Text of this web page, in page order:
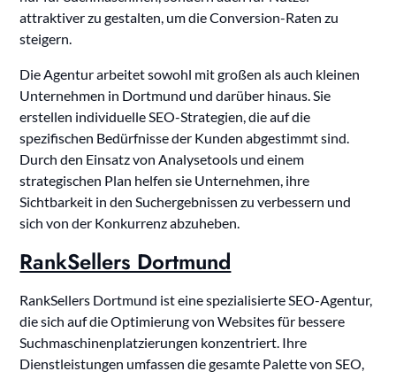
attraktiver zu gestalten, um die Conversion-Raten zu
steigern.
Die Agentur arbeitet sowohl mit großen als auch kleinen
Unternehmen in Dortmund und darüber hinaus. Sie
erstellen individuelle SEO-Strategien, die auf die
spezifischen Bedürfnisse der Kunden abgestimmt sind.
Durch den Einsatz von Analysetools und einem
strategischen Plan helfen sie Unternehmen, ihre
Sichtbarkeit in den Suchergebnissen zu verbessern und
sich von der Konkurrenz abzuheben.
RankSellers Dortmund
RankSellers Dortmund ist eine spezialisierte SEO-Agentur,
die sich auf die Optimierung von Websites für bessere
Suchmaschinenplatzierungen konzentriert. Ihre
Dienstleistungen umfassen die gesamte Palette von SEO,